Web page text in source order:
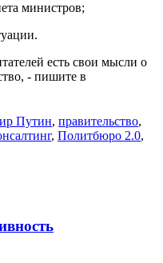
министров;
есть свои мысли о
- пишите в
Путин, правительство,
, Политбюро 2.0,